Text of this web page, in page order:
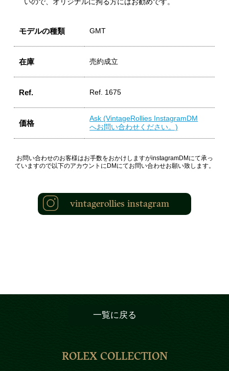
いので、オリジナルに拘る方にはお勧めです。
モデルの種類 GMT
在庫 売約成立
Ref. Ref. 1675
価格
Ask (VintageRollies InstagramDM
へお問い合わせください。)
お問い合わせのお客様はお手数をおかけしますがinstagramDMにて承っ
ていますので以下のアカウントにDMにてお問い合わせお願い致します。
vintagerollies instagram
一覧に戻る
ROLEX COLLECTION